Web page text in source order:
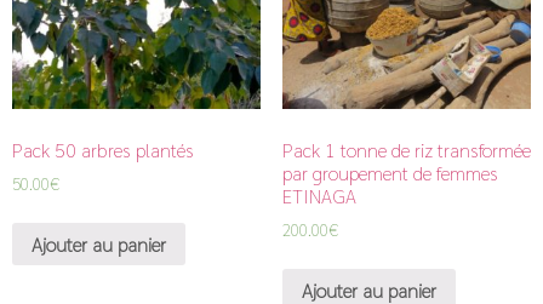
Pack 50 arbres plantés
50.00€
Ajouter au panier
Pack 1 tonne de riz transformée
par groupement de femmes
ETINAGA
200.00€
Ajouter au panier